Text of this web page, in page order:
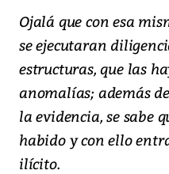
Ojalá que con esa
se ejecutaran
estructuras, que las
anomalías; además
la evidencia, se sabe
habido y con ello
ilícito.